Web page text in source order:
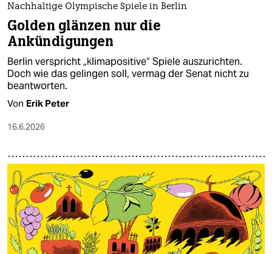
Nachhaltige Olympische Spiele in Berlin
Golden glänzen nur die
Ankündigungen
Berlin verspricht „klimapositive“ Spiele auszurichten.
Doch wie das gelingen soll, vermag der Senat nicht zu
beantworten.
Von Erik Peter
16.6.2026